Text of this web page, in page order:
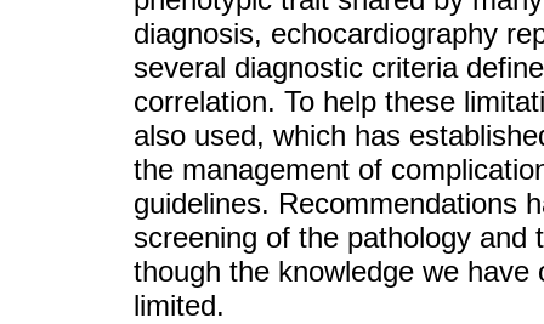
diagnosis, echocardiography
several diagnostic criteria
correlation. To help these
also used, which has
the management of
guidelines. Recommendations
screening of the pathology and
though the knowledge we
limited.